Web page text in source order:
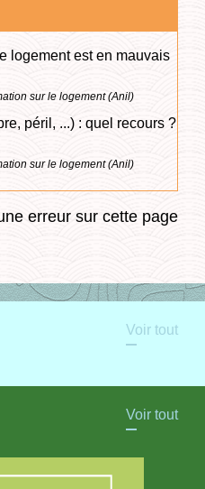
logement est en mauvais
sur le logement (Anil)
péril, ...) : quel recours ?
sur le logement (Anil)
erreur sur cette page
Voir tout
Voir tout